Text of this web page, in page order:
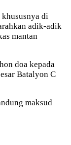
di
adik-adik
mantan
doa kepada
Batalyon C
maksud